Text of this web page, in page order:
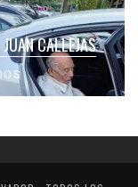
CALLEJAS